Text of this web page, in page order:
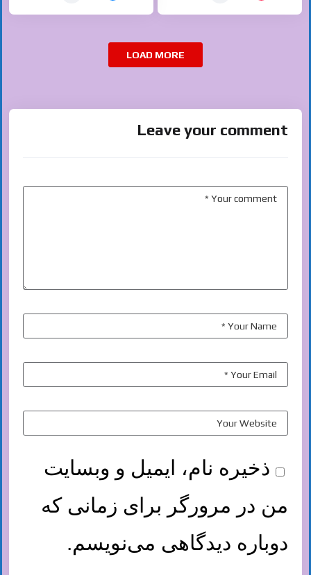
LOAD MORE
Leave your comment
ذخیره نام، ایمیل و وبسایت
من در مرورگر برای زمانی که
دوباره دیدگاهی می‌نویسم.